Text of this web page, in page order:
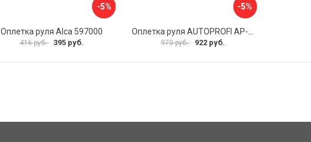
-5%
Оплетка руля Alca 597000
416 руб. 395 руб.
-5%
970 руб. 922 руб.